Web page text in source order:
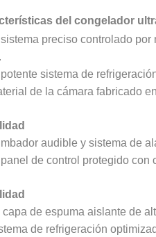
del congelador
sistema preciso controlado
potente sistema de
de la cámara fabricado
audible y sistema de
panel de control protegido
capa de espuma aislante de
de refrigeración